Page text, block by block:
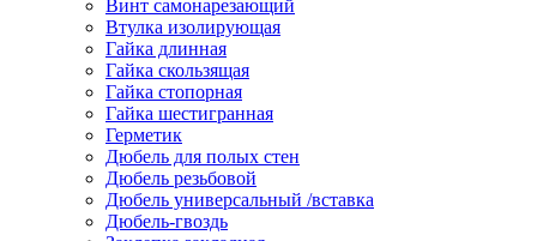
Винт самонарезающий
Втулка изолирующая
Гайка длинная
Гайка скользящая
Гайка стопорная
Гайка шестигранная
Герметик
Дюбель для полых стен
Дюбель резьбовой
Дюбель универсальный /вставка
Дюбель-гвоздь